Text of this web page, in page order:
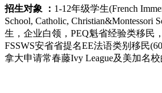
招生对象 ： 1-12年级学生(French
School, Catholic, Christian&Montessori
生，企业白领，PEQ魁省经验类移民
FSSWS安省省提名EE法语类别移民
拿大申请常春藤Ivy League及美加名